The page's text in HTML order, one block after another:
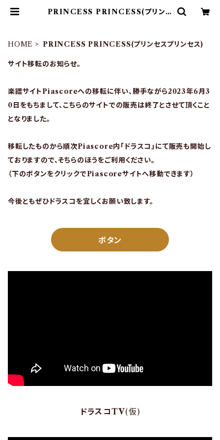
PRINCESS PRINCESS(プリンセ
HOME
PRINCESS PRINCESS(プリンセスプリンセス)
サイト移転のお知らせ。
楽譜サイトPiascoreへの移転に伴い、勝手ながら2023年6月3
0日をもちまして、こちらのサイトでの販売は終了とさせて頂くこと
となりました。
移転したものから順次Piascore内「ドラスコ」にて販売も開始し
ておりますので、そちらのほうをご利用ください。
（下のボタンをクリックでPiascoreサイトへ移動できます）
今後ともぜひドラスコを宜しくお願い致します。
ボタン
ドラスコTV(仮)